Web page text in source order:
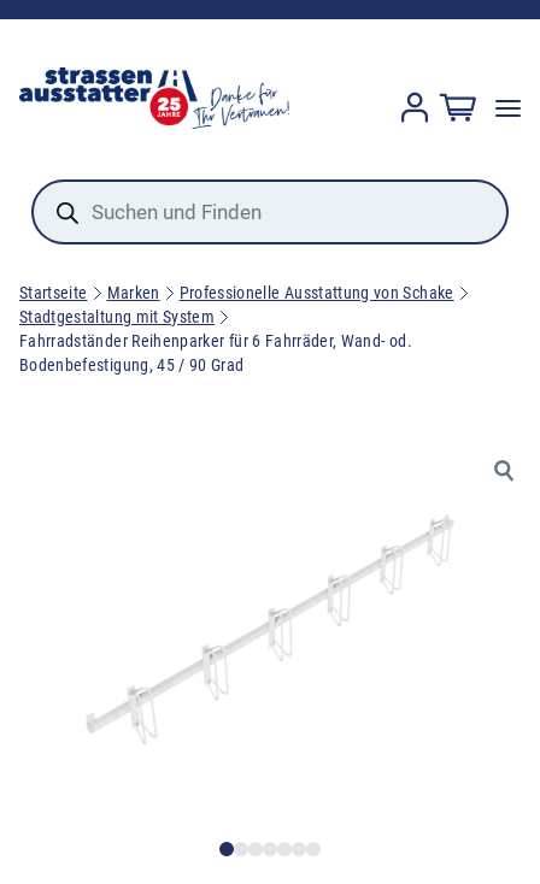
Products
search
Startseite Marken
Professionelle Ausstattung von Schake
Stadtgestaltung mit System
Fahrradständer Reihenparker für 6 Fahrräder, Wand- od.
Bodenbefestigung, 45 / 90 Grad